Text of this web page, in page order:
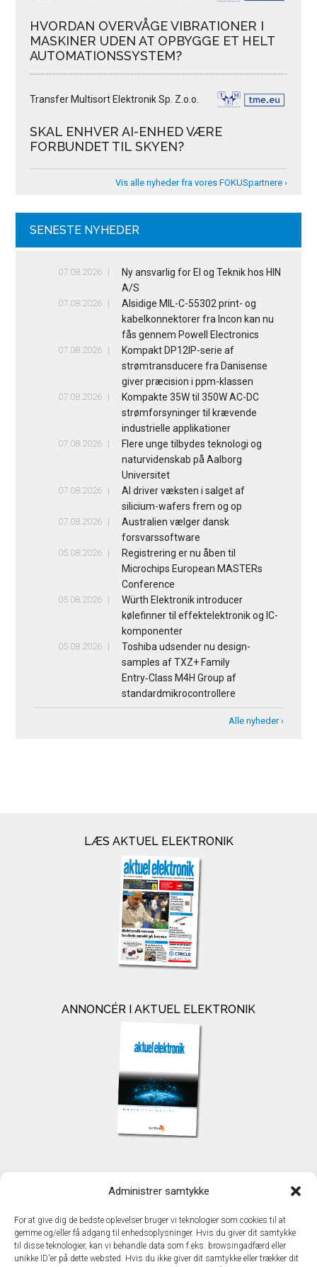
Administrer samtykke
For at give dig de bedste oplevelser bruger vi teknologier som cookies til at
gemme og/eller få adgang til enhedsoplysninger. Hvis du giver dit samtykke
til disse teknologier, kan vi behandle data som f.eks. browsingadfærd eller
unikke ID'er på dette websted. Hvis du ikke giver dit samtykke eller trækker dit
HVORDAN OVERVÅGE VIBRATIONER I
MASKINER UDEN AT OPBYGGE ET HELT
AUTOMATIONSSYSTEM?
Transfer Multisort Elektronik Sp. Z.o.o.
SKAL ENHVER AI-ENHED VÆRE
FORBUNDET TIL SKYEN?
Vis alle nyheder fra vores FOKUSpartnere ›
SENESTE NYHEDER
07.08.2026
Ny ansvarlig for El og Teknik hos HIN
A/S
07.08.2026
Alsidige MIL-C-55302 print- og
kabelkonnektorer fra Incon kan nu
fås gennem Powell Electronics
07.08.2026
Kompakt DP12IP-serie af
strømtransducere fra Danisense
giver præcision i ppm-klassen
07.08.2026
Kompakte 35W til 350W AC-DC
strømforsyninger til krævende
industrielle applikationer
07.08.2026
Flere unge tilbydes teknologi og
naturvidenskab på Aalborg
Universitet
07.08.2026
AI driver væksten i salget af
silicium-wafers frem og op
07.08.2026
Australien vælger dansk
forsvarssoftware
05.08.2026
Registrering er nu åben til
Microchips European MASTERs
Conference
05.08.2026
Würth Elektronik introducer
kølefinner til effektelektronik og IC-
komponenter
05.08.2026
Toshiba udsender nu design-
samples af TXZ+ Family
Entry‑Class M4H Group af
standardmikrocontrollere
Alle nyheder ›
LÆS AKTUEL ELEKTRONIK
ANNONCÉR I AKTUEL ELEKTRONIK
TechMedia A/S
DK - 2600 Glostrup
www.techmedia.dk
Telefon: +45 43 24 26 28